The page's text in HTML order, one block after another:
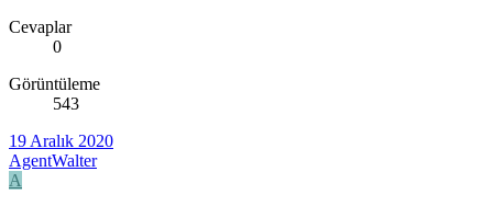
Cevaplar
0
Görüntüleme
543
19 Aralık 2020
AgentWalter
A